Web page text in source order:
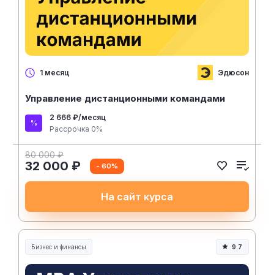
1 месяц Эдюсон
Управление дистанционными командами
2 666 ₽/месяц
Рассрочка 0%
80 000 ₽
32 000 ₽ - 60%
На сайт курса
Бизнес и финансы 9.7